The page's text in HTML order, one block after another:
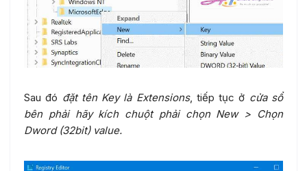
Sau đó đặt tên Key là Extensions, tiếp tục ở cửa sổ
bên phải hãy kích chuột phải chọn New > Chọn
Dword (32bit) value.